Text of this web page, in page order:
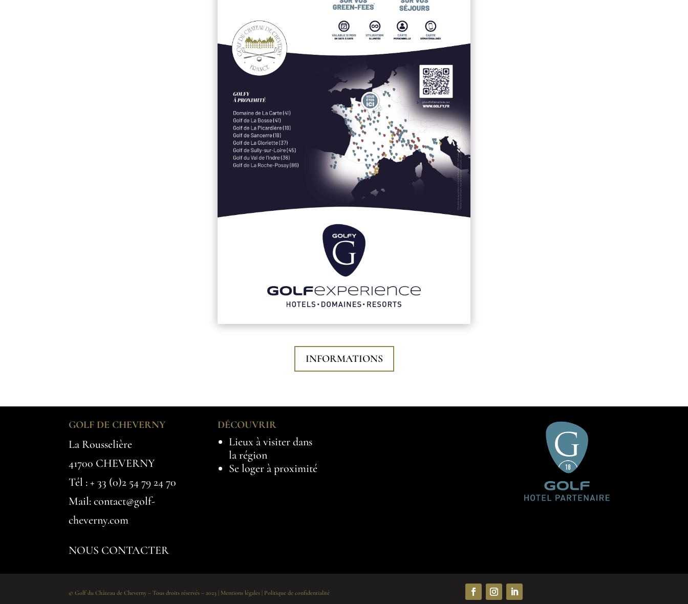
INFORMATIONS
GOLF DE CHEVERNY
La Rousselière
41700 CHEVERNY
Tél :+ 33 (0)2 54 79 24 70
Mail: contact@golf-
cheverny.com
NOUS CONTACTER
DÉCOUVRIR
Lieux à visiter dans
la région
Se loger à proximité
© Golf du Château de Cheverny – Tous droits réservés – 2023 | Mentions légales Politique de confidentialité